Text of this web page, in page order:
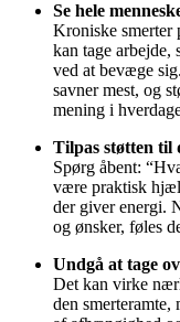
Se hele
Kroniske smerter
kan tage arbejde,
ved at bevæge
savner mest, og
mening i
Tilpas støtten til
Spørg åbent:
være praktisk
der giver energi.
og ønsker, føles
Undgå at tage
Det kan virke
den